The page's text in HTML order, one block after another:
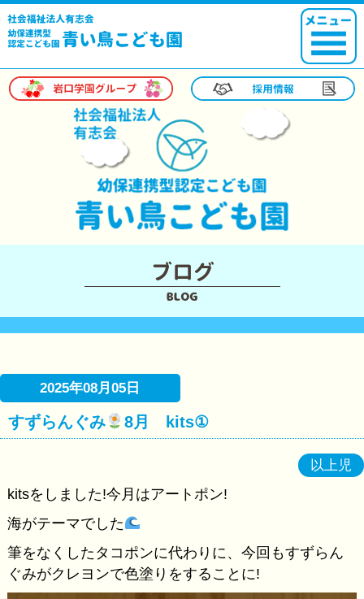
2025年08月05日
すずらんぐみ 8月 kits①
以上児
kitsをしました!今月はアートポン!
海がテーマでした
筆をなくしたタコポンに代わりに、今回もすずらん
ぐみがクレヨンで色塗りをすることに!